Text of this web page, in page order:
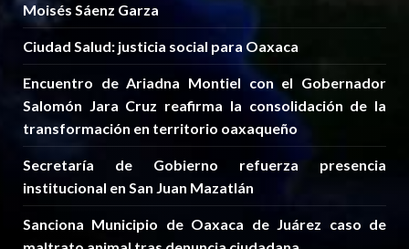
Moisés Sáenz Garza
Ciudad Salud: justicia social para Oaxaca
Encuentro de Ariadna Montiel con el Gobernador
Salomón Jara Cruz reafirma la consolidación de la
transformación en territorio oaxaqueño
Secretaría de Gobierno refuerza presencia
institucional en San Juan Mazatlán
Sanciona Municipio de Oaxaca de Juárez caso de